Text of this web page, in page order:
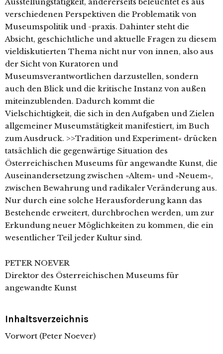
verschiedenen Perspektiven die Problematik von
Museumspolitik und -praxis. Dahinter steht die
Absicht, geschichtliche und aktuelle Fragen zu diesem
vieldiskutierten Thema nicht nur von innen, also aus
der Sicht von Kuratoren und
Museumsverantwortlichen darzustellen, sondern
auch den Blick und die kritische Instanz von außen
miteinzublenden. Dadurch kommt die
Vielschichtigkeit, die sich in den Aufgaben und Zielen
allgemeiner Museumstätigkeit manifestiert, im Buch
zum Ausdruck. >>Tradition und Experiment« drücken
tatsächlich die gegenwärtige Situation des
Österreichischen Museums für angewandte Kunst, die
Auseinandersetzung zwischen »Altem« und »Neuem«,
zwischen Bewahrung und radikaler Veränderung aus.
Nur durch eine solche Herausforderung kann das
Bestehende erweitert, durchbrochen werden, um zur
Erkundung neuer Möglichkeiten zu kommen, die ein
wesentlicher Teil jeder Kultur sind.
PETER NOEVER
Direktor des Österreichischen Museums für
angewandte Kunst
Inhaltsverzeichnis
Vorwort (Peter Noever)